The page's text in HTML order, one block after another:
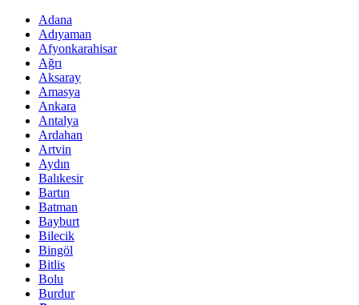
Adana
Adıyaman
Afyonkarahisar
Ağrı
Aksaray
Amasya
Ankara
Antalya
Ardahan
Artvin
Aydın
Balıkesir
Bartın
Batman
Bayburt
Bilecik
Bingöl
Bitlis
Bolu
Burdur